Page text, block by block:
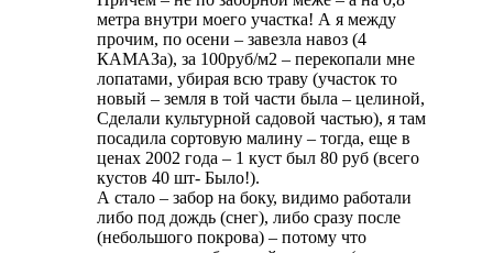
метра внутри моего участка! А я между
прочим, по осени – завезла навоз (4
КАМАЗа), за 100руб/м2 – перекопали мне
лопатами, убирая всю траву (участок то
новый – земля в той части была – целиной,
Сделали культурной садовой частью), я там
посадила сортовую малину – тогда, еще в
ценах 2002 года – 1 куст был 80 руб (всего
кустов 40 шт- Было!).
А стало – забор на боку, видимо работали
либо под дождь (снег), либо сразу после
(небольшого покрова) – потому что